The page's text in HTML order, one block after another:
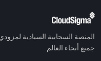
المنصة السحابية السيادية
جميع أنحاء العالم.